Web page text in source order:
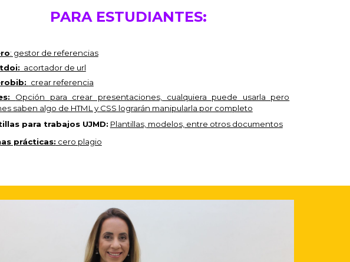
PARA ESTUDIANTES:
: gestor de referencias
acortador de url
crear referencia
Opción para crear presentaciones, cualquiera puede usarla pero
saben algo de HTML y CSS lograrán manipularla por completo
para trabajos UJMD: Plantillas, modelos, entre otros documentos
prácticas: cero plagio